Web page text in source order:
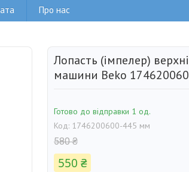
Про нас
Лопасть (імпелер)
машини Beko
Готово до відправки 1 од.
Код: 1746200600-445 мм
580 ₴
550 ₴